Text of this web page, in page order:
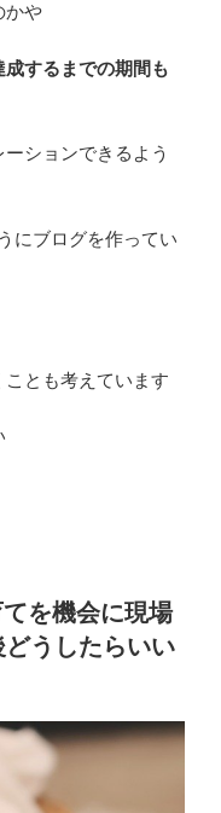
かや
するまでの期間も
ションできるよう
にブログを作ってい
とも考えています
を機会に現場
うしたらいい